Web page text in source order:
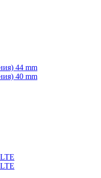
44 mm
40 mm